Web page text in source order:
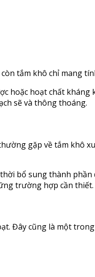
tắm khô chỉ mang
hoặc hoạt chất kháng
sẽ và thông thoáng.
gặp về tắm khô
bổ sung thành phần
trường hợp cần thiết.
Đây cũng là một